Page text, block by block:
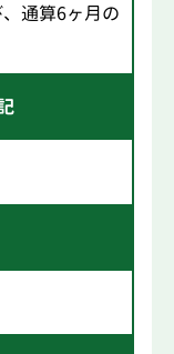
通算6ヶ月の